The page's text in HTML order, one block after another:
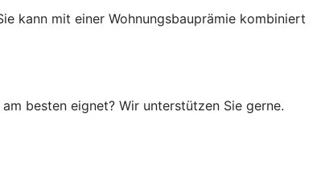
kann mit einer Wohnungsbauprämie kombiniert
besten eignet? Wir unterstützen Sie gerne.